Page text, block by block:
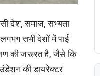
देश,समाज,सभ्यता
लगभग सभी देशों में पाई
की जरूरत है,जैसे कि
की डायरेक्टर